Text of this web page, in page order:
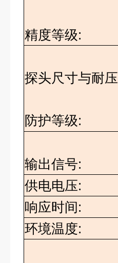
精度等级:
探头尺寸与耐压
防护等级:
输出信号:
供电电压:
响应时间:
环境温度: